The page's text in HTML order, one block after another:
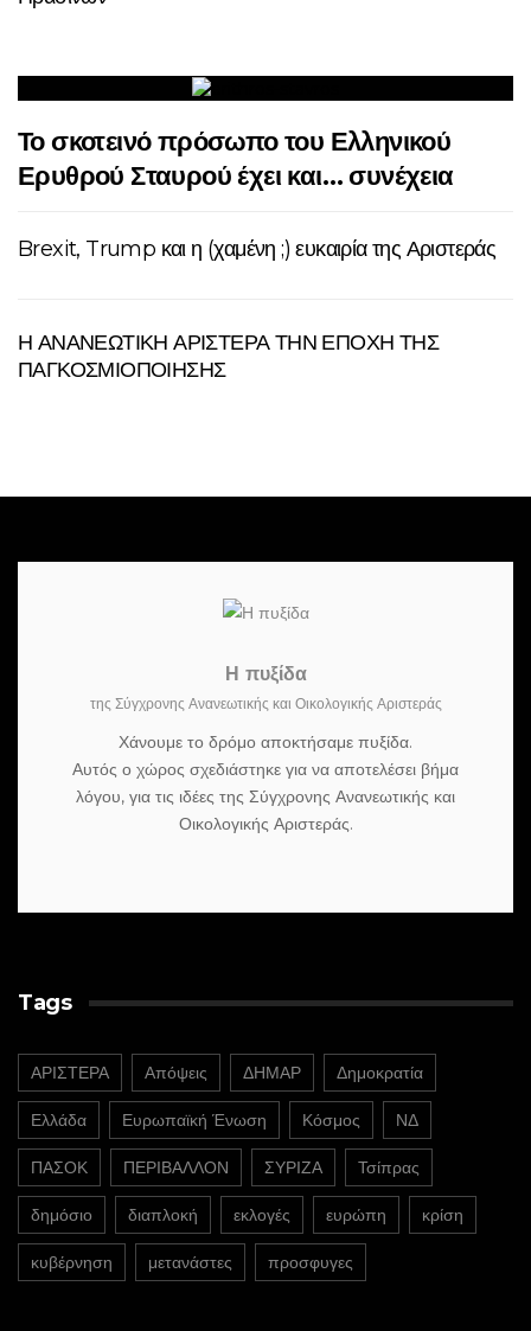
Το σκοτεινό πρόσωπο του Ελληνικού
Ερυθρού Σταυρού έχει και… συνέχεια
Brexit, Trump και η (χαμένη ;) ευκαιρία της Αριστεράς
Η ΑΝΑΝΕΩΤΙΚΗ ΑΡΙΣΤΕΡΑ ΤΗΝ ΕΠΟΧΗ ΤΗΣ
ΠΑΓΚΟΣΜΙΟΠΟΙΗΣΗΣ
Η πυξίδα
της Σύγχρονης Ανανεωτικής και Οικολογικής Αριστεράς
Χάνουμε το δρόμο αποκτήσαμε πυξίδα.
Αυτός ο χώρος σχεδιάστηκε για να αποτελέσει βήμα
λόγου, για τις ιδέες της Σύγχρονης Ανανεωτικής και
Οικολογικής Αριστεράς.
Tags
ΑΡΙΣΤΕΡΑ Απόψεις ΔΗΜΑΡ Δημοκρατία
Ελλάδα Ευρωπαϊκή Ένωση Κόσμος ΝΔ
ΠΑΣΟΚ ΠΕΡΙΒΑΛΛΟΝ ΣΥΡΙΖΑ Τσίπρας
δημόσιο διαπλοκή εκλογές ευρώπη κρίση
κυβέρνηση μετανάστες προσφυγες